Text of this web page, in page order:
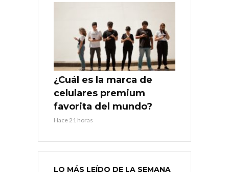
¿Cuál es la marca de
celulares premium
favorita del mundo?
Hace 21 horas
LO MÁS LEÍDO DE LA SEMANA